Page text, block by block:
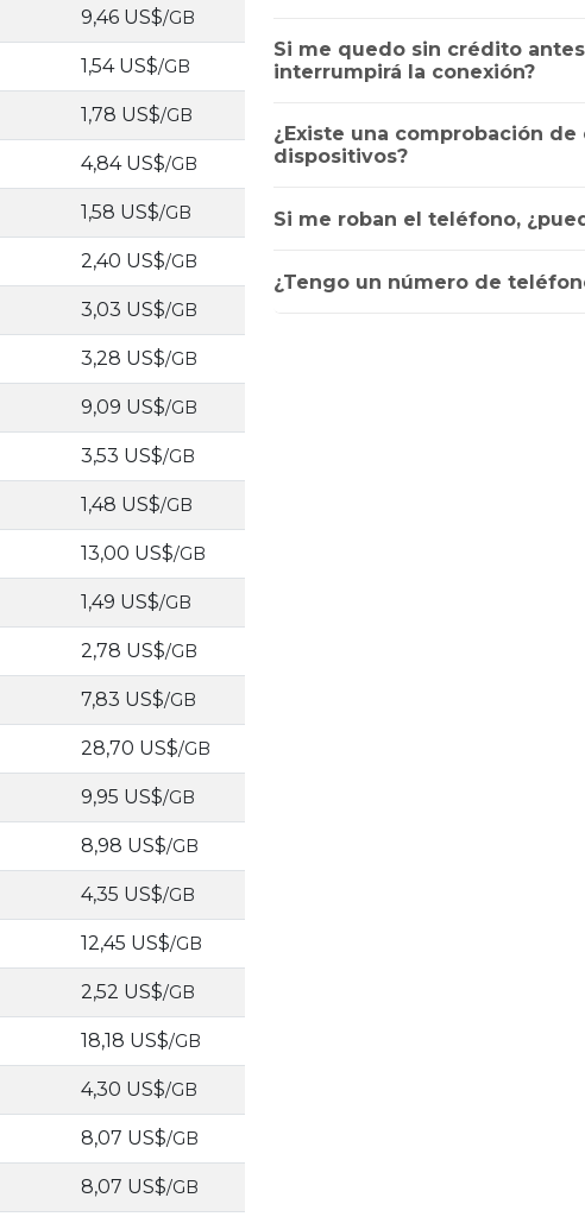
9,46 US$/GB
1,54 US$/GB
1,78 US$/GB
4,84 US$/GB
1,58 US$/GB
2,40 US$/GB
3,03 US$/GB
3,28 US$/GB
9,09 US$/GB
3,53 US$/GB
1,48 US$/GB
13,00 US$/GB
1,49 US$/GB
2,78 US$/GB
7,83 US$/GB
28,70 US$/GB
9,95 US$/GB
8,98 US$/GB
4,35 US$/GB
12,45 US$/GB
2,52 US$/GB
18,18 US$/GB
4,30 US$/GB
8,07 US$/GB
8,07 US$/GB
Si me quedo sin crédito
interrumpirá la conexión?
¿Existe una comprobación
dispositivos?
Si me roban el teléfono,
¿Tengo un número de